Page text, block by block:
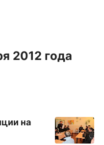
2012 года
на